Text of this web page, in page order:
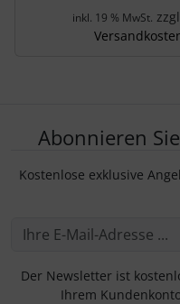
inkl. 19 % MwSt.
Abonnieren
Kostenlose exklusive
Der Newsletter ist
Ihrem